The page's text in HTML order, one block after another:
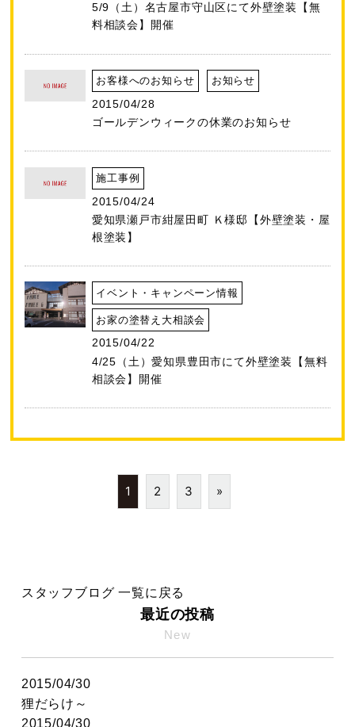
5/9（土）名古屋市守山区にて外壁塗装【無
料相談会】開催
お客様へのお知らせ お知らせ
2015/04/28
ゴールデンウィークの休業のお知らせ
施工事例
2015/04/24
愛知県瀬戸市紺屋田町 Ｋ様邸【外壁塗装・屋
根塗装】
イベント・キャンペーン情報
お家の塗替え大相談会
2015/04/22
4/25（土）愛知県豊田市にて外壁塗装【無料
相談会】開催
1 2 3 »
スタッフブログ 一覧に戻る
最近の投稿
New
2015/04/30
狸だらけ～
2015/04/30